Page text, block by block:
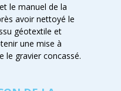
le manuel de la
avoir nettoyé le
géotextile et
une mise à
le gravier concassé.